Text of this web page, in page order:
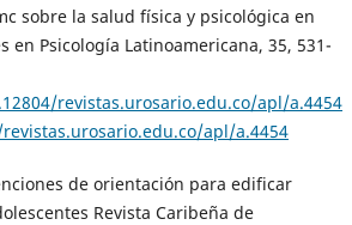
sobre la salud física y psicológica en
en Psicología Latinoamericana, 35, 531-
revistas.urosario.edu.co/apl/a.4454
apl/a.4454
de orientación para edificar
Revista Caribeña de